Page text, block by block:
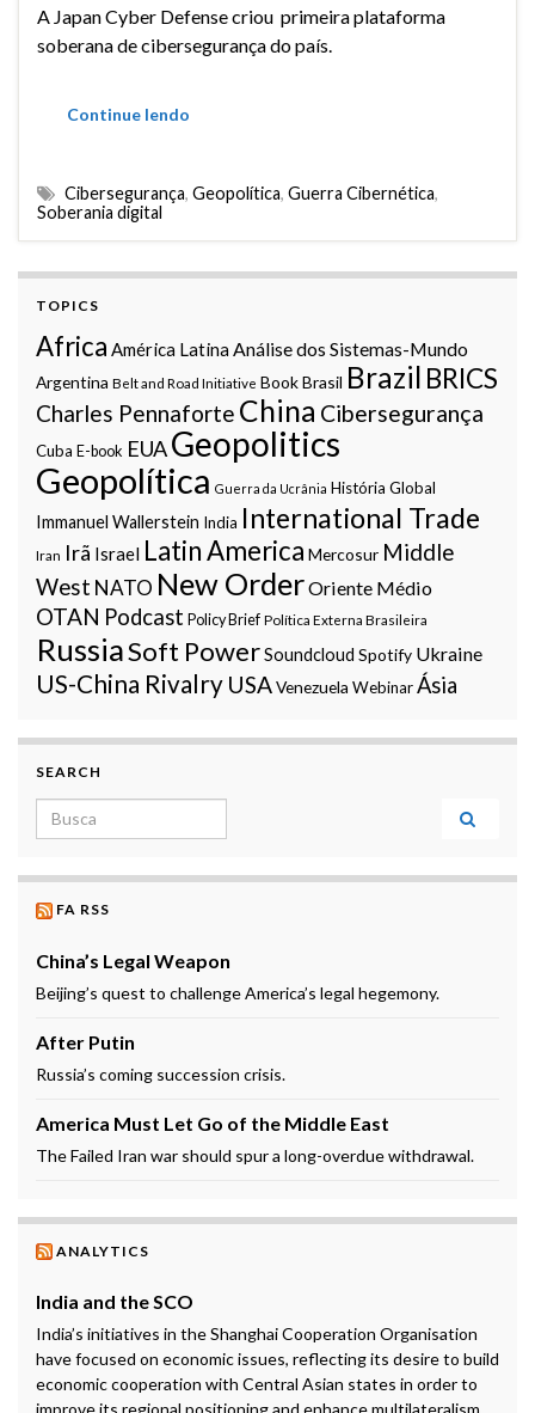
A Japan Cyber Defense criou primeira plataforma
soberana de cibersegurança do país.
Continue lendo
Cibersegurança, Geopolítica, Guerra Cibernética,
Soberania digital
TOPICS
Africa América Latina Análise dos Sistemas-Mundo
Argentina Belt and Road Initiative BookBrasil Brazil BRICS
Charles Pennaforte China Cibersegurança
Cuba E-book EUAGeopolitics
Geopolítica Guerra da Ucrânia História Global
Immanuel Wallerstein India International Trade
Iran Irã Israel Latin America Mercosur Middle
West NATO New OrderOriente Médio
OTAN Podcast Policy Brief Política Externa Brasileira
RussiaSoft PowerSoundcloud Spotify Ukraine
US-China Rivalry USAVenezuela WebinarÁsia
SEARCH
Search for:
FA RSS
China’s Legal Weapon
Beijing’s quest to challenge America’s legal hegemony.
After Putin
Russia’s coming succession crisis.
America Must Let Go of the Middle East
The Failed Iran war should spur a long-overdue withdrawal.
ANALYTICS
India and the SCO
India’s initiatives in the Shanghai Cooperation Organisation
have focused on economic issues, reflecting its desire to build
economic cooperation with Central Asian states in order to